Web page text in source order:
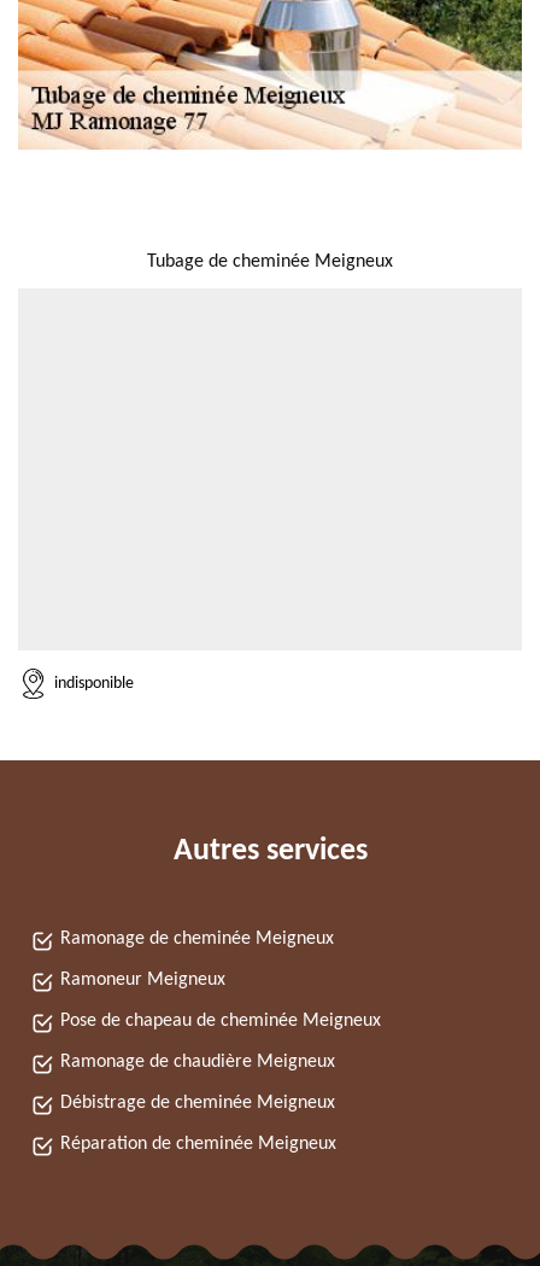
Tubage de cheminée Meigneux
indisponible
Autres services
Ramonage de cheminée Meigneux
Ramoneur Meigneux
Pose de chapeau de cheminée Meigneux
Ramonage de chaudière Meigneux
Débistrage de cheminée Meigneux
Réparation de cheminée Meigneux